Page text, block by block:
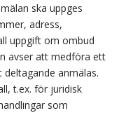
ska uppges
adress,
uppgift om ombud
avser att medföra ett
anmälas.
t.ex. för juridisk
som